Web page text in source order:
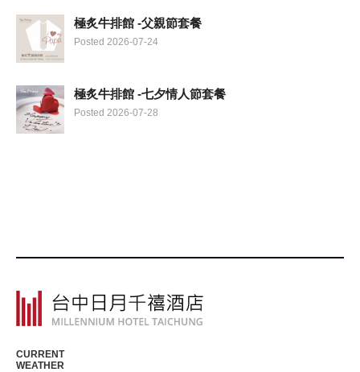
極炙牛排館 -父親節套餐
Posted 2026-07-24
極炙牛排館 -七夕情人節套餐
Posted 2026-07-28
CURRENT
WEATHER